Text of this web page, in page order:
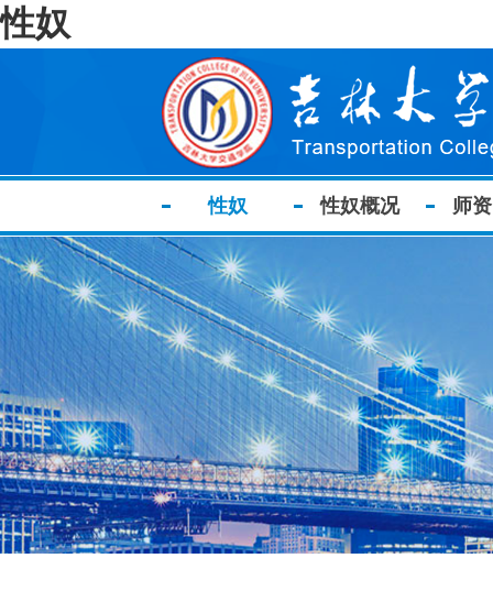
性奴
性奴 性奴概况 师